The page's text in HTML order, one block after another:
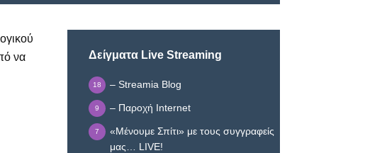
να
Δείγματα Live Streaming
– Streamia Blog
18
– Παροχή Internet
9
«Μένουμε Σπίτι» με τους συγγραφείς
μας… LIVE!
7